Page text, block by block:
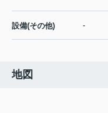
設備(その他) -
地図